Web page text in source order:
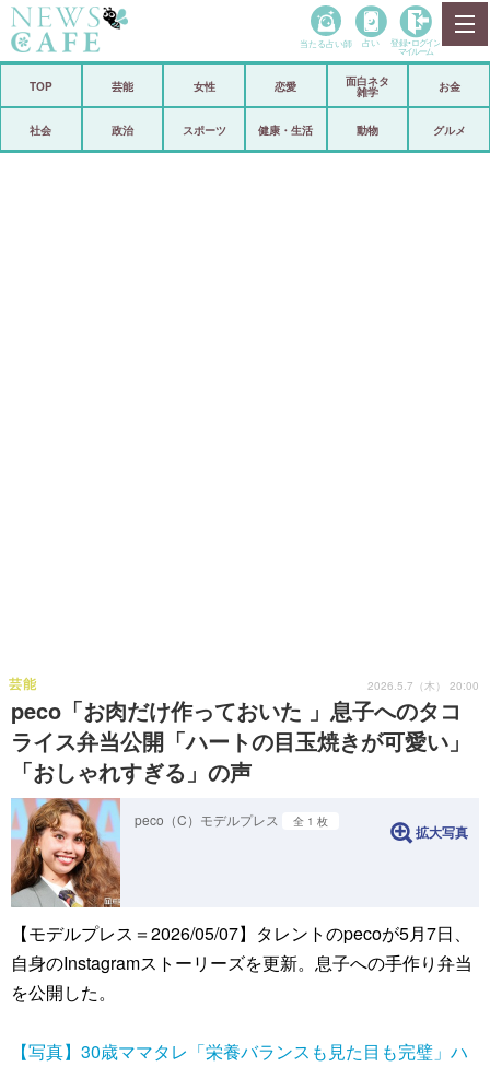
政治
当たる占い師 占い 登録• ログイン
マイルーム
TOP 芸能 女性 恋愛
面白ネタ
雑学
お金
社会 政治 スポーツ 健康・生活 動物 グルメ
peco「お肉だけ作っておいた 」息子へのタコ
ライス弁当公開「ハートの目玉焼きが可愛い」
「おしゃれすぎる」の声
芸能 2026.5.7（木） 20:00
peco（C）モデルプレス 全 1 枚
拡大写真
【モデルプレス＝2026/05/07】タレントのpecoが5月7日、
自身のInstagramストーリーズを更新。息子への手作り弁当
を公開した。
【写真】30歳ママタレ「栄養バランスも見た目も完璧」ハ